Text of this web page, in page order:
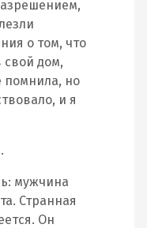
о том, что
свой дом,
помнила, но
и я
мужчина
Странная
Он